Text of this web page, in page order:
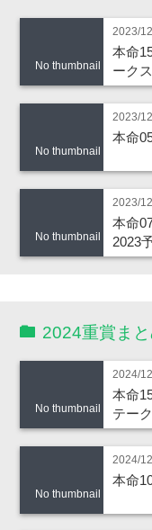
No thumbnail
2023/
本命
ーク
No thumbnail
2023/
本命
No thumbnail
2023/
本命
2023
2024重賞ま
No thumbnail
2024/
本命
テー
No thumbnail
2024/
本命